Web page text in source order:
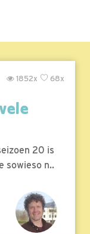
68x
1852x
20 is
sowieso n..